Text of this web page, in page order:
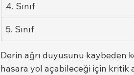
4. Sınıf
5. Sınıf
Derin ağrı duyusunu kaybeden
hasara yol açabileceği için kritik